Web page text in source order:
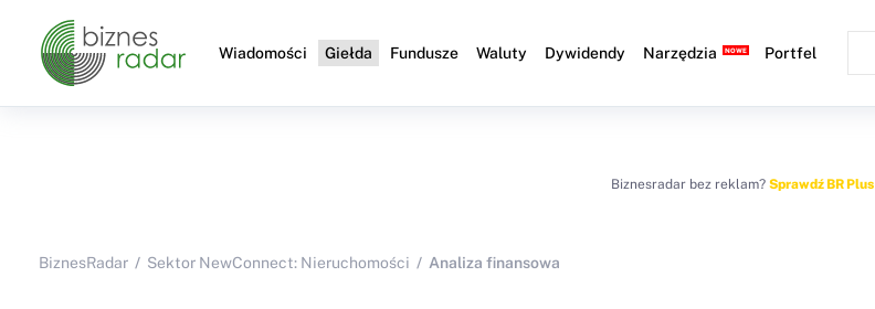
Wiadomości Giełda Fundusze Waluty Dywidendy Narzędzia Portfel
Biznesradar bez reklam? Sprawdź BR Plus
BiznesRadar Sektor NewConnect: Nieruchomości Analiza finansowa